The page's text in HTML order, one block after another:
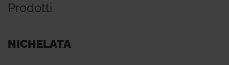
Prodotti
NICHELATA